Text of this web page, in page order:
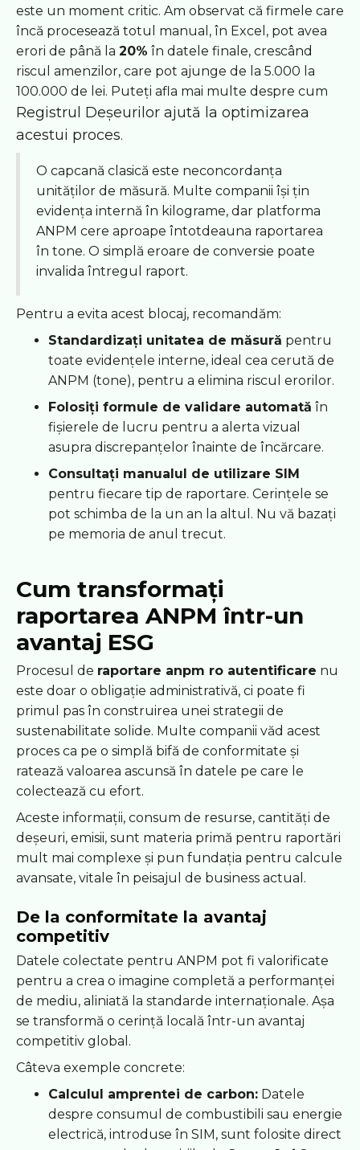
este un moment critic. Am observat că firmele care
încă procesează totul manual, în Excel, pot avea
erori de până la 20% în datele finale, crescând
riscul amenzilor, care pot ajunge de la 5.000 la
100.000 de lei. Puteți afla mai multe despre cum
Registrul Deșeurilor ajută la optimizarea
acestui proces.
O capcană clasică este neconcordanța
unităților de măsură. Multe companii își țin
evidența internă în kilograme, dar platforma
ANPM cere aproape întotdeauna raportarea
în tone. O simplă eroare de conversie poate
invalida întregul raport.
Pentru a evita acest blocaj, recomandăm:
Standardizați unitatea de măsură pentru
toate evidențele interne, ideal cea cerută de
ANPM (tone), pentru a elimina riscul erorilor.
Folosiți formule de validare automată în
fișierele de lucru pentru a alerta vizual
asupra discrepanțelor înainte de încărcare.
Consultați manualul de utilizare SIM
pentru fiecare tip de raportare. Cerințele se
pot schimba de la un an la altul. Nu vă bazați
pe memoria de anul trecut.
Cum transformați
raportarea ANPM într-un
avantaj ESG
Procesul de raportare anpm ro autentificare nu
este doar o obligație administrativă, ci poate fi
primul pas în construirea unei strategii de
sustenabilitate solide. Multe companii văd acest
proces ca pe o simplă bifă de conformitate și
ratează valoarea ascunsă în datele pe care le
colectează cu efort.
Aceste informații, consum de resurse, cantități de
deșeuri, emisii, sunt materia primă pentru raportări
mult mai complexe și pun fundația pentru calcule
avansate, vitale în peisajul de business actual.
De la conformitate la avantaj
competitiv
Datele colectate pentru ANPM pot fi valorificate
pentru a crea o imagine completă a performanței
de mediu, aliniată la standarde internaționale. Așa
se transformă o cerință locală într-un avantaj
competitiv global.
Câteva exemple concrete:
Calculul amprentei de carbon: Datele
despre consumul de combustibili sau energie
electrică, introduse în SIM, sunt folosite direct